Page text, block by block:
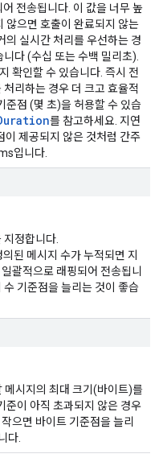
전송됩니다. 이 값을 너무 높
않으면 호출이 완료되지 않는
의 실시간 처리를 우선하는 경
다 (수십 또는 수백 밀리초).
확인할 수 있습니다. 즉시 전
리하는 경우 더 크고 효율적
준점 (몇 초)을 허용할 수 있습
를 참고하세요. 지연
이 제공되지 않은 것처럼 간주
입니다.
정합니다.
의된 메시지 수가 누적되면 지
괄적으로 래핑되어 전송됩니
기준점을 늘리는 것이 좋습
시지의 최대 크기(바이트)를
준이 아직 초과되지 않은 경우
으면 바이트 기준점을 늘리
다.